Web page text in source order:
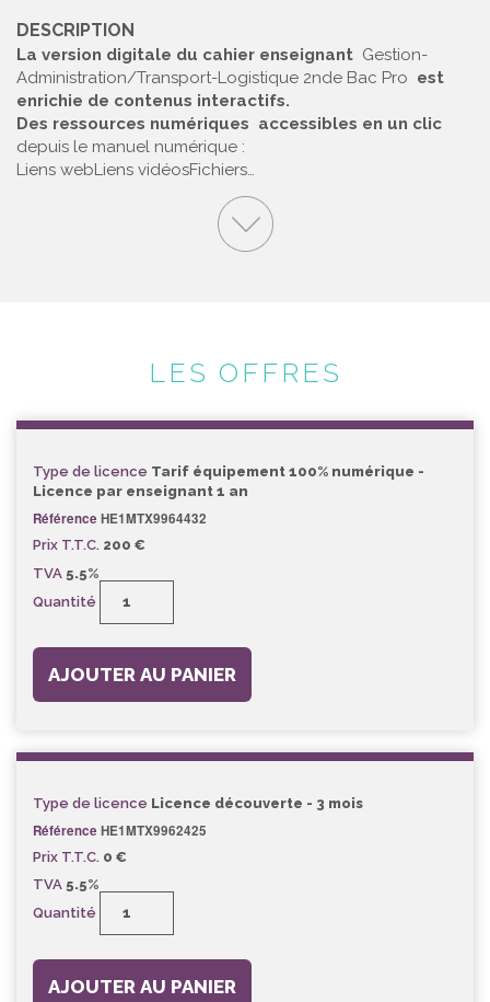
DESCRIPTION
La version digitale du cahier enseignant Gestion-
Administration/Transport-Logistique 2nde Bac Pro est
enrichie de contenus interactifs.
Des ressources numériques accessibles en un clic
depuis le manuel numérique :
Liens webLiens vidéosFichiers…
LES OFFRES
Type de licence Tarif équipement 100% numérique -
Licence par enseignant 1 an
Référence HE1MTX9964432
Prix T.T.C. 200 €
TVA 5.5%
Quantité
AJOUTER AU PANIER
Type de licence Licence découverte - 3 mois
Référence HE1MTX9962425
Prix T.T.C. 0 €
TVA 5.5%
Quantité
AJOUTER AU PANIER